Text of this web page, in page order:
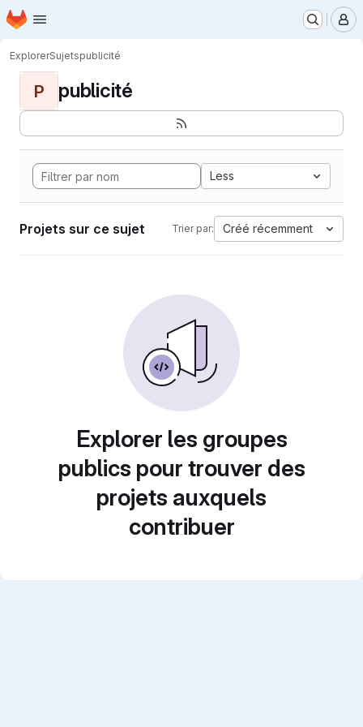
Passer au contenu principal
Page d'accueil
ExplorerSujetspublicité
P publicité
Less
Projets sur ce sujet Trier par: Créé récemment
Explorer les groupes
publics pour trouver des
projets auxquels
contribuer